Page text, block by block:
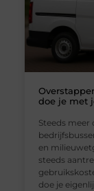
doe je met
Steeds
en
steeds
doe je